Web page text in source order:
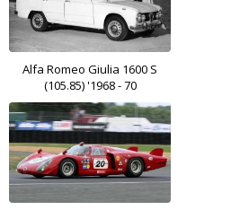
Alfa Romeo Giulia 1600 S
(105.85) '1968 - 70